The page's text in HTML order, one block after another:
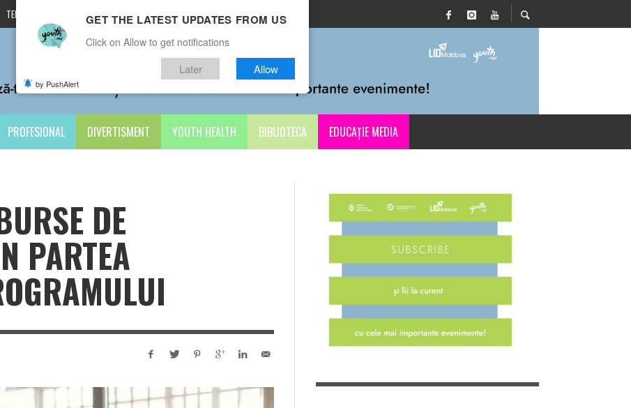
TERMENI ȘI CONDIȚII CONTACTE
PROFESIONAL DIVERTISMENT YOUTH HEALTH BIBLIOTECA EDUCAȚIE MEDIA
DE
PARTEA
GET THE LATEST UPDATES FROM US
Click on Allow to get notifications
Later Allow
by PushAlert